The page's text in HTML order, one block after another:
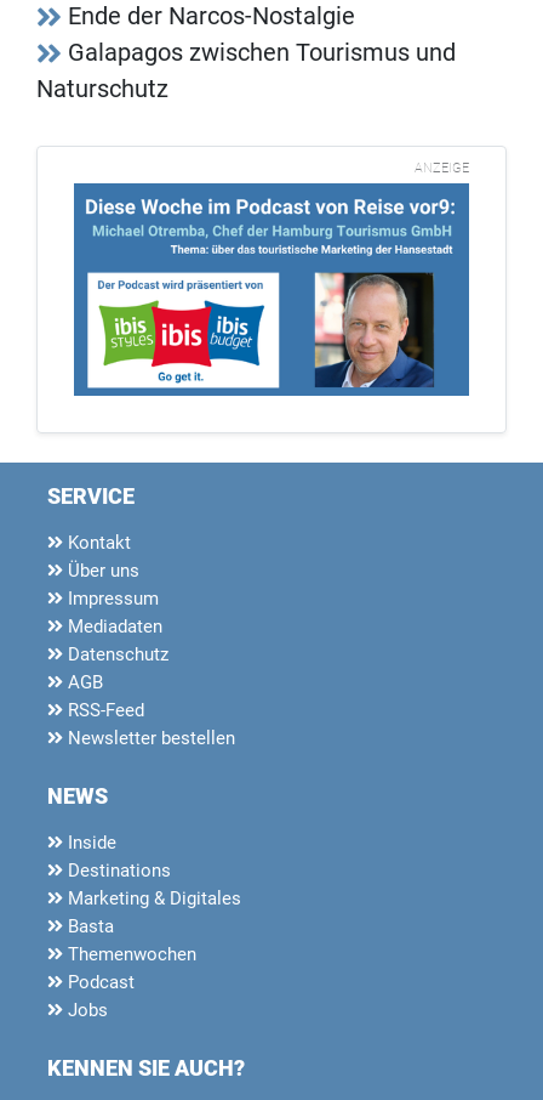
Ende der Narcos-Nostalgie
Galapagos zwischen Tourismus und
Naturschutz
ANZEIGE
SERVICE
Kontakt
Über uns
Impressum
Mediadaten
Datenschutz
AGB
RSS-Feed
Newsletter bestellen
NEWS
Inside
Destinations
Marketing & Digitales
Basta
Themenwochen
Podcast
Jobs
KENNEN SIE AUCH?